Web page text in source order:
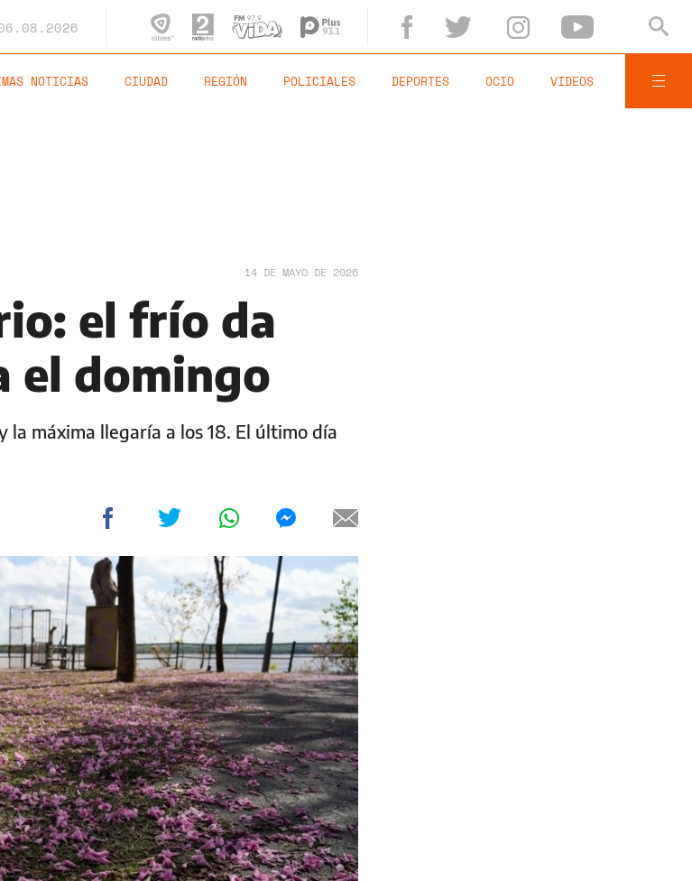
NOTICIAS CIUDAD REGIÓN POLICIALES DEPORTES OCIO VIDEOS
14 DE MAYO DE 2026
el frío da
el domingo
la máxima llegaría a los 18. El último día